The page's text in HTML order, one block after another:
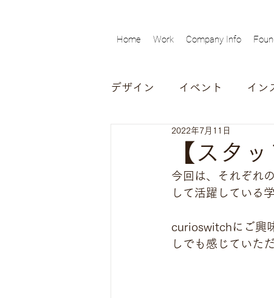
Home Work Company Info
デザイン イベント イン
対談 インタビ
【スタ
2022年7月11日
今回は、それぞれ
して活躍している
curioswitchにご興
しでも感じていた